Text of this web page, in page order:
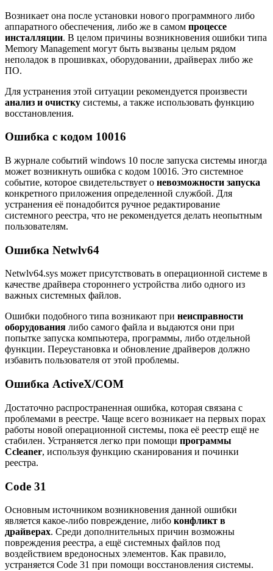
Возникает она после установки нового программного либо
аппаратного обеспечения, либо же в самом процессе
инсталляции. В целом причины возникновения ошибки типа
Memory Management могут быть вызваны целым рядом
неполадок в прошивках, оборудовании, драйверах либо же
ПО.
Для устранения этой ситуации рекомендуется произвести
анализ и очистку системы, а также использовать функцию
восстановления.
Ошибка с кодом 10016
В журнале событий windows 10 после запуска системы иногда
может возникнуть ошибка с кодом 10016. Это системное
событие, которое свидетельствует о невозможности запуска
конкретного приложения определенной службой. Для
устранения её понадобится ручное редактирование
системного реестра, что не рекомендуется делать неопытным
пользователям.
Ошибка Netwlv64
Netwlv64.sys может присутствовать в операционной системе в
качестве драйвера стороннего устройства либо одного из
важных системных файлов.
Ошибки подобного типа возникают при неисправности
оборудования либо самого файла и выдаются они при
попытке запуска компьютера, программы, либо отдельной
функции. Переустановка и обновление драйверов должно
избавить пользователя от этой проблемы.
Ошибка ActiveX/COM
Достаточно распространенная ошибка, которая связана с
проблемами в реестре. Чаще всего возникает на первых порах
работы новой операционной системы, пока её реестр ещё не
стабилен. Устраняется легко при помощи программы
Ccleaner, используя функцию сканирования и починки
реестра.
Code 31
Основным источником возникновения данной ошибки
является какое-либо повреждение, либо конфликт в
драйверах. Среди дополнительных причин возможны
повреждения реестра, а ещё системных файлов под
воздействием вредоносных элементов. Как правило,
устраняется Code 31 при помощи восстановления системы.